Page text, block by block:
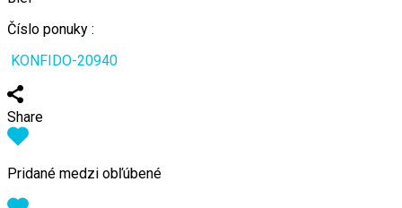
Číslo ponuky :
KONFIDO-20940
Share
Pridané medzi obľúbené